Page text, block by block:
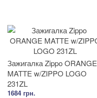
Зажигалка Zippo ORANGE
MATTE w/ZIPPO LOGO
231ZL
1684 грн.